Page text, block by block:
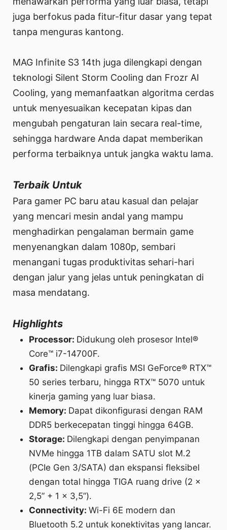
juga berfokus pada fitur-fitur dasar yang tepat
tanpa menguras kantong.
MAG Infinite S3 14th juga dilengkapi dengan
teknologi Silent Storm Cooling dan Frozr AI
Cooling, yang memanfaatkan algoritma cerdas
untuk menyesuaikan kecepatan kipas dan
mengubah pengaturan lain secara real-time,
sehingga hardware Anda dapat memberikan
performa terbaiknya untuk jangka waktu lama.
Terbaik Untuk
Para gamer PC baru atau kasual dan pelajar
yang mencari mesin andal yang mampu
menghadirkan pengalaman bermain game
menyenangkan dalam 1080p, sembari
menangani tugas produktivitas sehari-hari
dengan jalur yang jelas untuk peningkatan di
masa mendatang.
Highlights
Processor: Didukung oleh prosesor Intel®
Core™ i7-14700F.
Grafis: Dilengkapi grafis MSI GeForce® RTX™
50 series terbaru, hingga RTX™ 5070 untuk
kinerja gaming yang luar biasa.
Memory: Dapat dikonfigurasi dengan RAM
DDR5 berkecepatan tinggi hingga 64GB.
Storage: Dilengkapi dengan penyimpanan
NVMe hingga 1TB dalam SATU slot M.2
(PCIe Gen 3/SATA) dan ekspansi fleksibel
dengan total hingga TIGA ruang drive (2 x
2,5” + 1 x 3,5”).
Connectivity:Wi-Fi 6E modern dan
Bluetooth 5.2 untuk konektivitas yang lancar.